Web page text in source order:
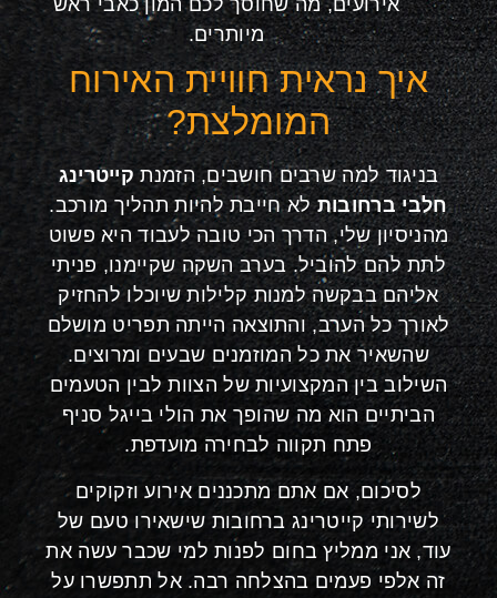
אירועים, מה שחוסך לכם המון כאבי ראש
מיותרים.
איך נראית חוויית האירוח
המומלצת?
בניגוד למה שרבים חושבים, הזמנת קייטרינג
חלבי ברחובותלא חייבת להיות תהליך מורכב.
מהניסיון שלי, הדרך הכי טובה לעבוד היא פשוט
לתת להם להוביל. בערב השקה שקיימנו, פניתי
אליהם בבקשה למנות קלילות שיוכלו להחזיק
לאורך כל הערב, והתוצאה הייתה תפריט מושלם
שהשאיר את כל המוזמנים שבעים ומרוצים.
השילוב בין המקצועיות של הצוות לבין הטעמים
הביתיים הוא מה שהופך את הולי בייגל סניף
פתח תקווה לבחירה מועדפת.
לסיכום, אם אתם מתכננים אירוע וזקוקים
לשירותי קייטרינג ברחובות שישאירו טעם של
עוד, אני ממליץ בחום לפנות למי שכבר עשה את
זה אלפי פעמים בהצלחה רבה. אל תתפשרו על